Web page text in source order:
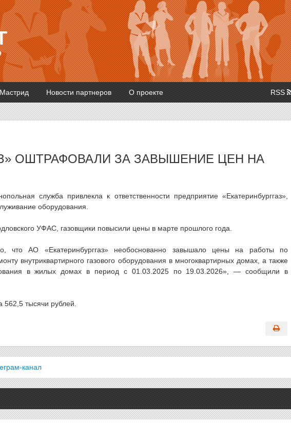
Мастрид Новости партнеров О проекте RSS
ОШТРАФОВАЛИ ЗА ЗАВЫШЕНИЕ ЦЕН НА
служба привлекла к ответственности предприятие «Екатеринбурггаз»,
оборудования.
УФАС, газовщики повысили цены в марте прошлого года.
что АО «Екатеринбурггаз» необоснованно завышало цены на работы по
внутриквартирного газового оборудования в многоквартирных домах, а также
в жилых домах в период с 01.03.2025 по 19.03.2026», — сообщили в
тысячи рублей.
канал